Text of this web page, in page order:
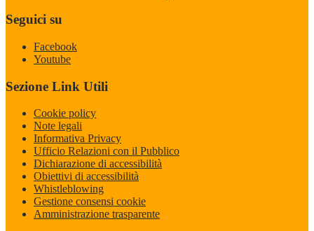
Seguici su
Facebook
Youtube
Sezione Link Utili
Cookie policy
Note legali
Informativa Privacy
Ufficio Relazioni con il Pubblico
Dichiarazione di accessibilità
Obiettivi di accessibilità
Whistleblowing
Gestione consensi cookie
Amministrazione trasparente